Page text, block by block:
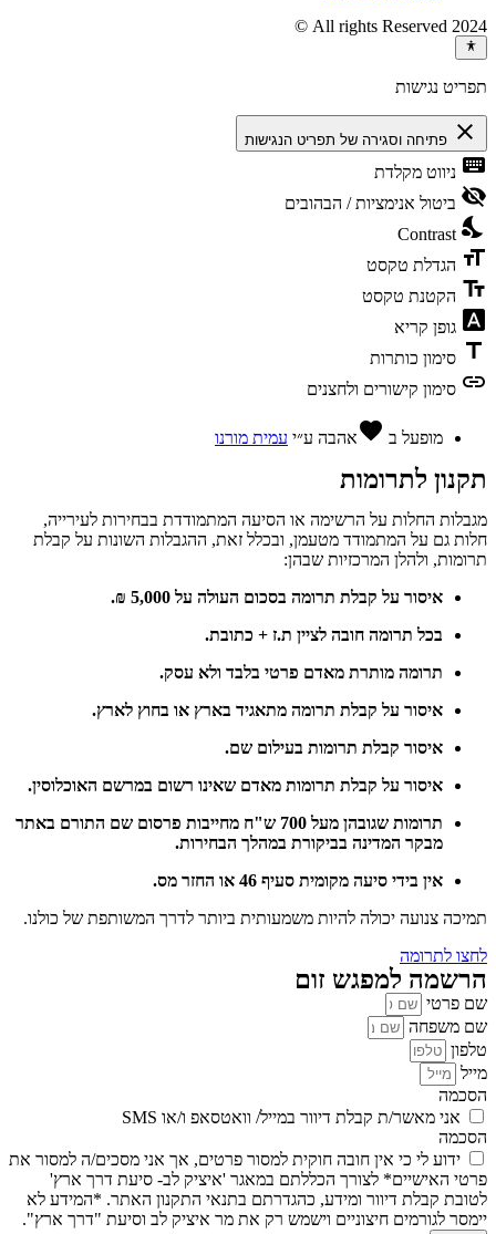
2024 All rights Reserved ©
תפריט נגישות
close פתיחה וסגירה של תפריט הנגישות
keyboard ניווט מקלדת
visibility_off ביטול אנימציות / הבהובים
nights_stay
Contrast
format_size הגדלת טקסט
text_fields הקטנת טקסט
font_download גופן קריא
title סימון כותרות
link סימון קישורים ולחצנים
מופעל ב favoriteאהבה ע״י עמית מורנו
תקנון לתרומות
מגבלות החלות על הרשימה או הסיעה המתמודדת בבחירות לעירייה,
חלות גם על המתמודד מטעמן, ובכלל זאת, ההגבלות השונות על קבלת
תרומות, ולהלן המרכזיות שבהן:
איסור על קבלת תרומה בסכום העולה על 5,000 ₪.
בכל תרומה חובה לציין ת.ז + כתובת.
תרומה מותרת מאדם פרטי בלבד ולא עסק.
איסור על קבלת תרומה מתאגיד בארץ או בחוץ לארץ.
איסור קבלת תרומות בעילום שם.
איסור על קבלת תרומות מאדם שאינו רשום במרשם האוכלוסין.
תרומות שגובהן מעל 700 ש"ח מחייבות פרסום שם התורם באתר
מבקר המדינה בביקורת במהלך הבחירות.
אין בידי סיעה מקומית סעיף 46 או החזר מס.
תמיכה צנועה יכולה להיות משמעותית ביותר לדרך המשותפת של כולנו.
לחצו לתרומה
הרשמה למפגש זום
שם פרטי
שם משפחה
טלפון
מייל
הסכמה
אני מאשר/ת קבלת דיוור במייל/ וואטסאפ ו/או SMS
הסכמה
ידוע לי כי אין חובה חוקית למסור פרטים, אך אני מסכים/ה למסור את
פרטי האישיים* לצורך הכללתם במאגר 'איציק לב- סיעת דרך ארץ'
לטובת קבלת דיוור ומידע, כהגדרתם בתנאי התקנון האתר. *המידע לא
יימסר לגורמים חיצוניים וישמש רק את מר איציק לב וסיעת "דרך ארץ".